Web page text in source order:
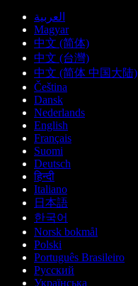
العربية
Magyar
中文 (简体)
中文 (台灣)
中文 (简体 中国大陆)
Čeština
Dansk
Nederlands
English
Français
Suomi
Deutsch
हिन्दी
Italiano
日本語
한국어
Norsk bokmål
Polski
Português Brasileiro
Русский
Українська